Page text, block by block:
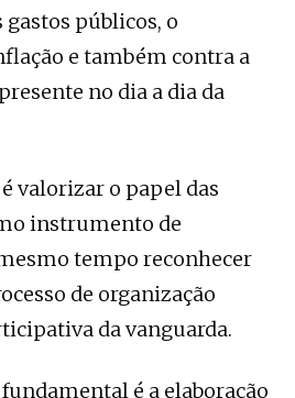
públicos, o
e também contra a
no dia a dia da
valorizar o papel das
instrumento de
tempo reconhecer
de organização
da vanguarda.
é a elaboração